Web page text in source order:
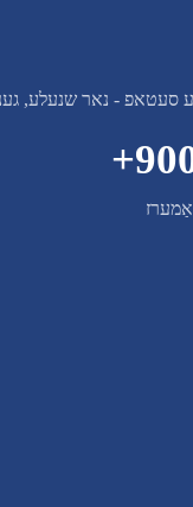
סעטאפ - נאר שנעלע,
+